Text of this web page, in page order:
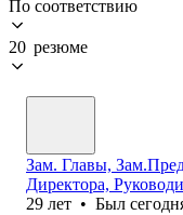
По соответствию
20 резюме
Зам. Главы,
Директора,
29 лет • Был